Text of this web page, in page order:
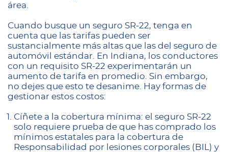
área.
Cuando busque un seguro SR-22, tenga en
cuenta que las tarifas pueden ser
sustancialmente más altas que las del seguro de
automóvil estándar. En Indiana, los conductores
con un requisito SR-22 experimentarán un
aumento de tarifa en promedio. Sin embargo,
no dejes que esto te desanime. Hay formas de
gestionar estos costos:
Cíñete a la cobertura mínima: el seguro SR-22
solo requiere prueba de que has comprado los
mínimos estatales para la cobertura de
Responsabilidad por lesiones corporales (BIL) y